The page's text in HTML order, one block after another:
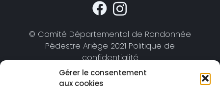
Gérer le consentement
aux cookies
© Comité Départemental de Randonnée
Pédestre Ariège 2021 Politique de
confidentialité